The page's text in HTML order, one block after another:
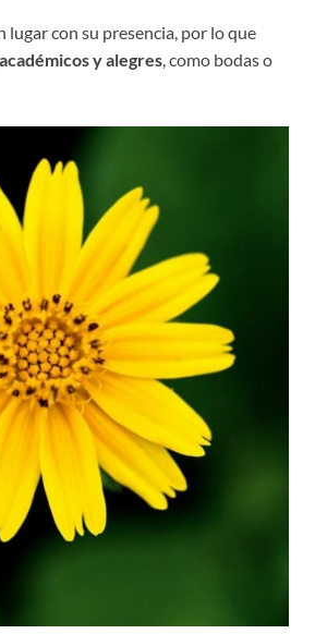
lugar con su presencia, por lo que
y alegres , como bodas o